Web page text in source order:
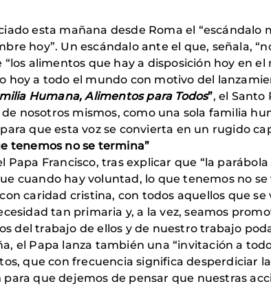
esta mañana desde Roma el “escándalo
hoy”. Un escándalo ante el que, señala,
alimentos que hay a disposición hoy en
hoy a todo el mundo con motivo del
Humana, Alimentos para Todos”, el Santo
nosotros mismos, como una sola familia
que esta voz se convierta en un rugido
tenemos no se termina”
Francisco, tras explicar que “la
cuando hay voluntad, lo que tenemos no
caridad cristina, con todos aquellos que
tan primaria y, a la vez, seamos
del trabajo de ellos y de nuestro trabajo
el Papa lanza también una “invitación a
que con frecuencia significa desperdiciar
que dejemos de pensar que nuestras